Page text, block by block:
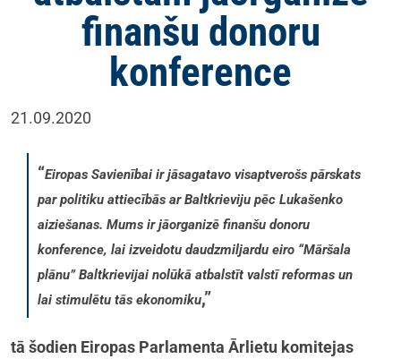
finanšu donoru
konference
21.09.2020
“Eiropas Savienībai ir jāsagatavo visaptverošs pārskats
par politiku attiecībās ar Baltkrieviju pēc Lukašenko
aiziešanas. Mums ir jāorganizē finanšu donoru
konference, lai izveidotu daudzmiljardu eiro “Māršala
plānu” Baltkrievijai nolūkā atbalstīt valstī reformas un
lai stimulētu tās ekonomiku,”
tā šodien Eiropas Parlamenta Ārlietu komitejas